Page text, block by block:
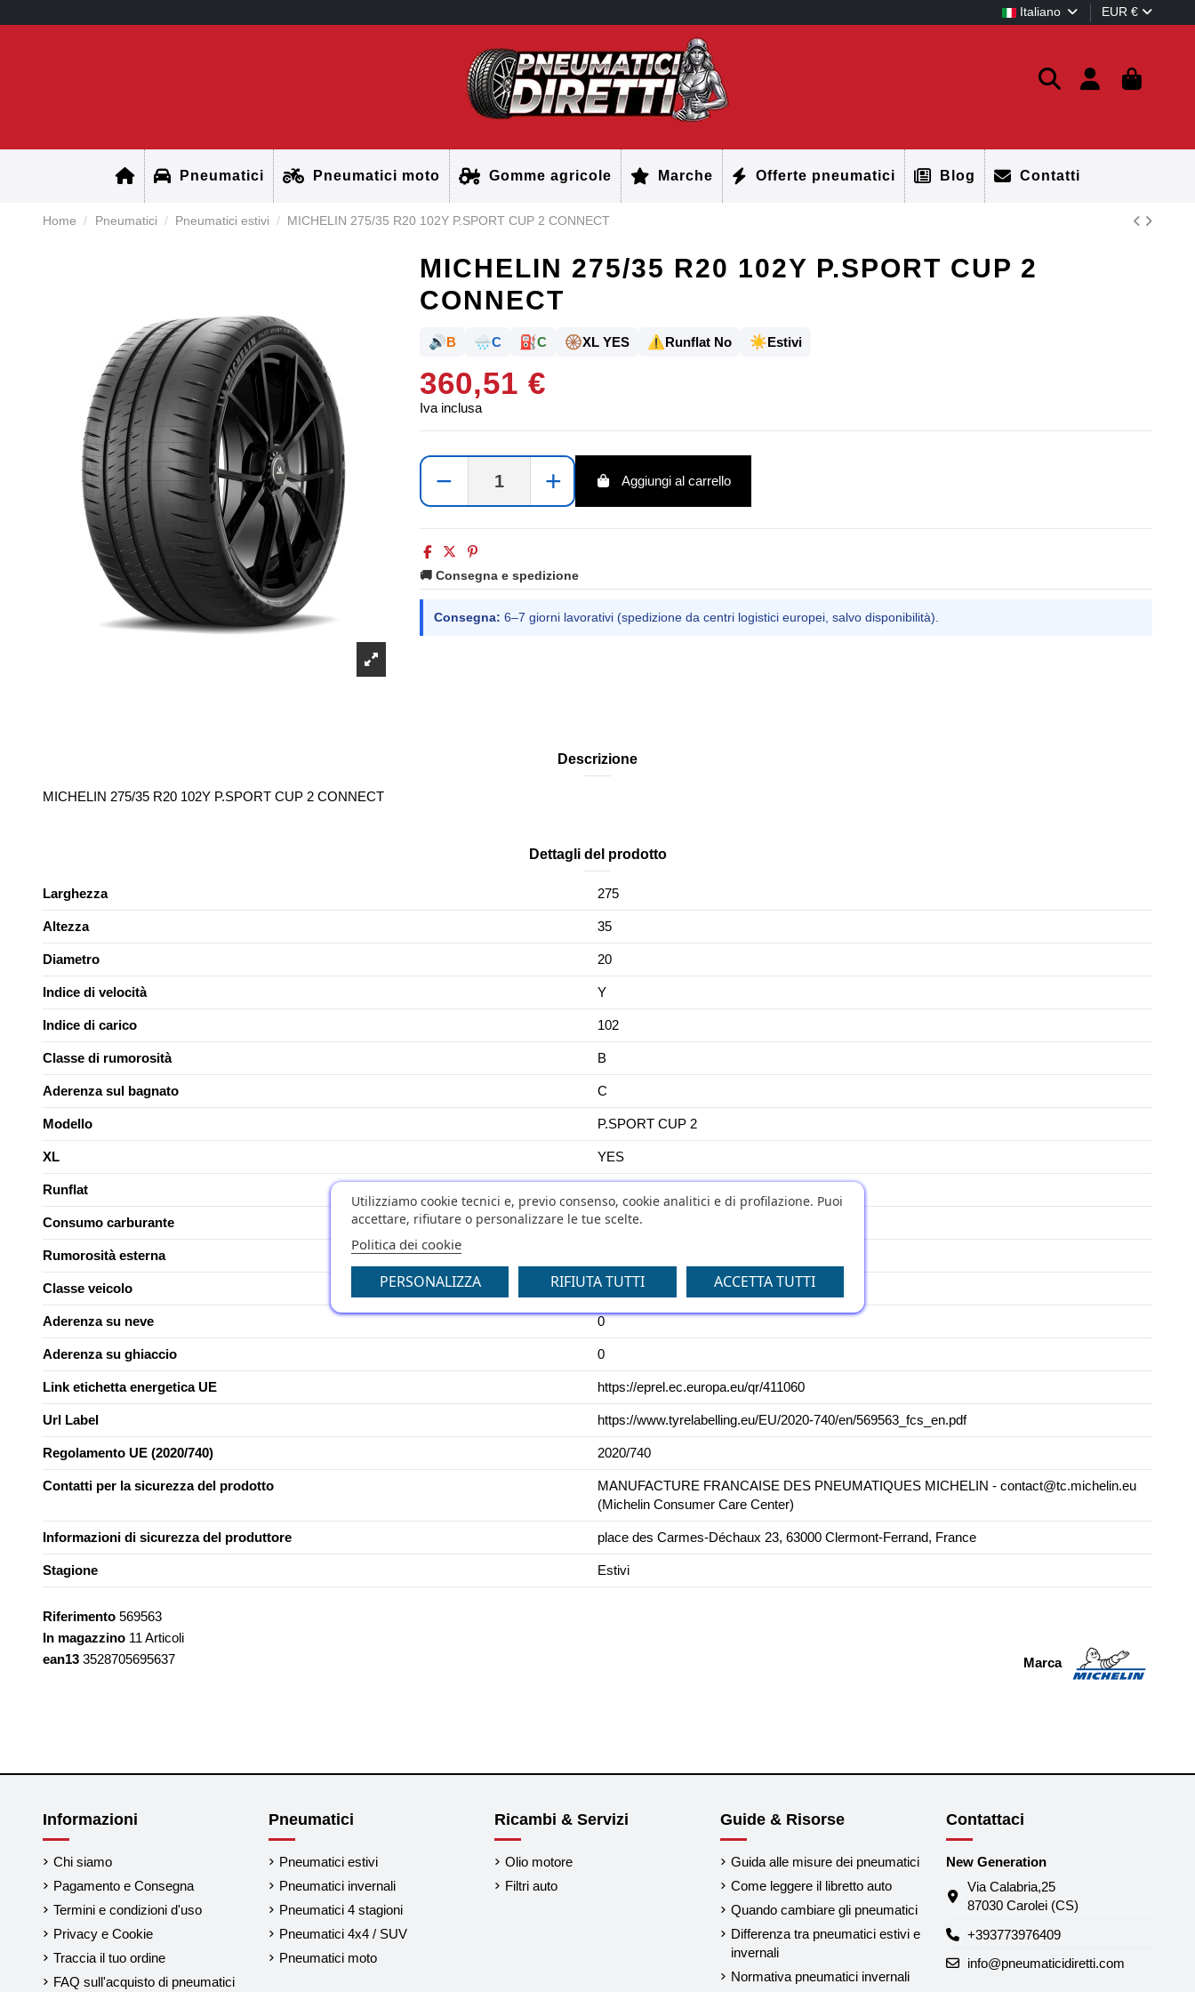
Italiano EUR €
Pneumatici Pneumatici moto Gomme agricole Marche Offerte pneumatici Blog Contatti
Home Pneumatici Pneumatici estivi MICHELIN 275/35 R20 102Y P.SPORT CUP 2 CONNECT
MICHELIN 275/35 R20 102Y P.SPORT CUP 2
CONNECT
🔊B 🌧️C ⛽C 🛞XL YES ⚠️Runflat No ☀️Estivi
360,51 €
Iva inclusa
− + Aggiungi al carrello
🚚 Consegna e spedizione
Consegna: 6–7 giorni lavorativi (spedizione da centri logistici europei, salvo disponibilità).
Descrizione
MICHELIN 275/35 R20 102Y P.SPORT CUP 2 CONNECT
Dettagli del prodotto
Larghezza 275
Altezza 35
Diametro 20
Indice di velocità Y
Indice di carico 102
Classe di rumorosità B
Aderenza sul bagnato C
Modello P.SPORT CUP 2
XL YES
Runflat
Consumo carburante C
Rumorosità esterna
Classe veicolo C1
Aderenza su neve 0
Aderenza su ghiaccio 0
Link etichetta energetica UE https://eprel.ec.europa.eu/qr/411060
Url Label https://www.tyrelabelling.eu/EU/2020-740/en/569563_fcs_en.pdf
Regolamento UE (2020/740) 2020/740
Contatti per la sicurezza del prodotto
MANUFACTURE FRANCAISE DES PNEUMATIQUES MICHELIN - contact@tc.michelin.eu
(Michelin Consumer Care Center)
Informazioni di sicurezza del produttore place des Carmes-Déchaux 23, 63000 Clermont-Ferrand, France
Stagione Estivi
Marca
Riferimento 569563
In magazzino 11 Articoli
ean13 3528705695637
Informazioni
Chi siamo
Pagamento e Consegna
Termini e condizioni d'uso
Privacy e Cookie
Traccia il tuo ordine
FAQ sull'acquisto di pneumatici
Pneumatici
Pneumatici estivi
Pneumatici invernali
Pneumatici 4 stagioni
Pneumatici 4x4 / SUV
Pneumatici moto
Ricambi & Servizi
Olio motore
Filtri auto
Guide & Risorse
Guida alle misure dei pneumatici
Come leggere il libretto auto
Quando cambiare gli pneumatici
Differenza tra pneumatici estivi e
invernali
Normativa pneumatici invernali
Contattaci
New Generation
Via Calabria,25
87030 Carolei (CS)
+393773976409
info@pneumaticidiretti.com
Utilizziamo cookie tecnici e, previo consenso, cookie analitici e di profilazione. Puoi
accettare, rifiutare o personalizzare le tue scelte.
Politica dei cookie
PERSONALIZZA RIFIUTA TUTTI ACCETTA TUTTI